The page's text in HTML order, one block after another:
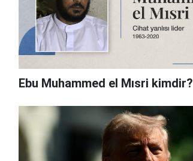
Ebu Muhammed el Mısri kimdir?